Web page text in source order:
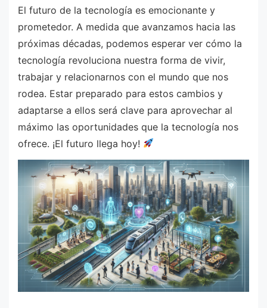
El futuro de la tecnología es emocionante y
prometedor. A medida que avanzamos hacia las
próximas décadas, podemos esperar ver cómo la
tecnología revoluciona nuestra forma de vivir,
trabajar y relacionarnos con el mundo que nos
rodea. Estar preparado para estos cambios y
adaptarse a ellos será clave para aprovechar al
máximo las oportunidades que la tecnología nos
ofrece. ¡El futuro llega hoy!